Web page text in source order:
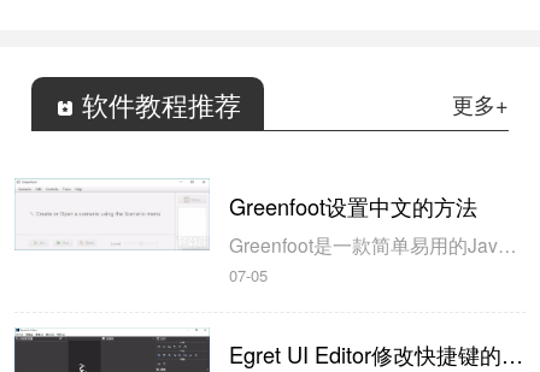
软件教程推荐 更多+
Greenfoot设置中文的方法
Greenfoot是一款简单易用的Java开发环境，该软件界面清爽简约，既可以作为一个开发框使用，也能够作为集成开发环境使用，操作起来十分简单。这款软件支持多种语言，但是默认的语言是英文，因此将该软件下载到电脑上的时候，会发现软件的界面语言是英文版本的，这对于英语基础较差的朋友来说，使用这款软件就会...
07-05
Egret UI Editor修改快捷键的方法